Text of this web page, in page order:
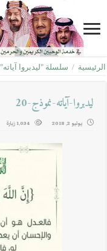
الرئيسية / سلسلة "ليدبروا آياته" 20
ليدبروا-آياته-نموذج-20
يوليو 2, 2018 1,034 زيارة